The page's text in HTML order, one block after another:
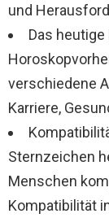
und
Das
verschiedene
Karriere,
Sternzeichen
Menschen
Kompatibilität